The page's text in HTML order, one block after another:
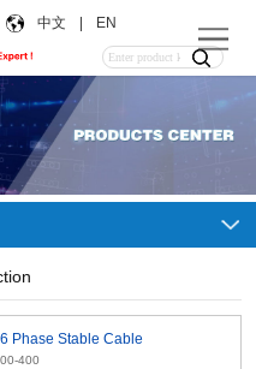
中文 EN
Phase Stable Cable
400